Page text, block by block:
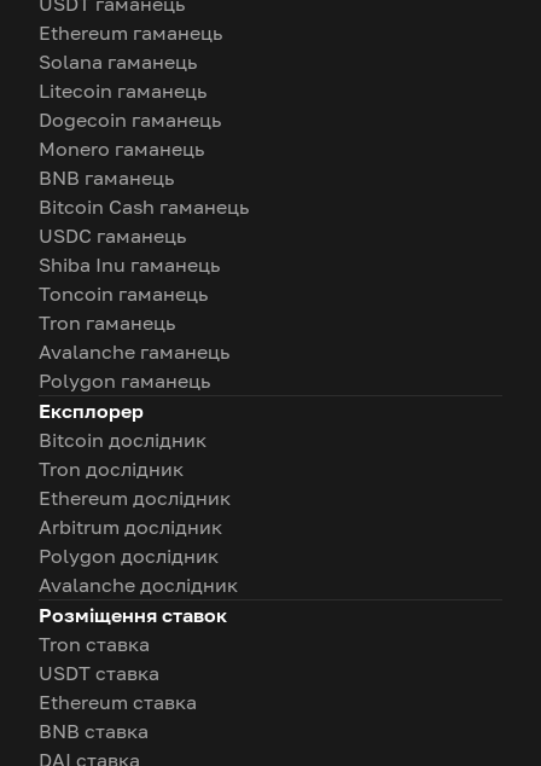
Ethereum гаманець
Solana гаманець
Litecoin гаманець
Dogecoin гаманець
Monero гаманець
BNB гаманець
Bitcoin Cash гаманець
USDC гаманець
Shiba Inu гаманець
Toncoin гаманець
Tron гаманець
Avalanche гаманець
Polygon гаманець
Експлорер
Bitcoin дослідник
Tron дослідник
Ethereum дослідник
Arbitrum дослідник
Polygon дослідник
Avalanche дослідник
Розміщення ставок
Tron ставка
USDT ставка
Ethereum ставка
BNB ставка
DAI ставка